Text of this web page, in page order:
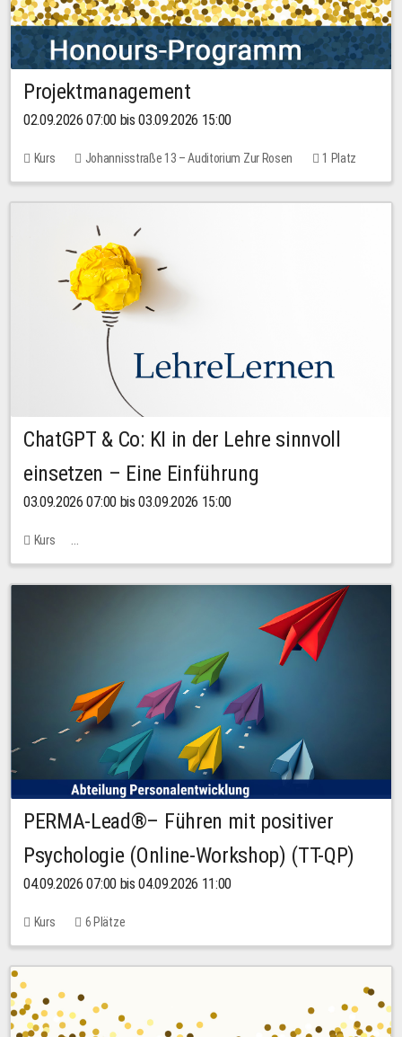
Projektmanagement
02.09.2026 07:00 bis 03.09.2026 15:00
Kurs Johannisstraße 13 – Auditorium Zur Rosen 1 Platz
ChatGPT & Co: KI in der Lehre sinnvoll
einsetzen – Eine Einführung
03.09.2026 07:00 bis 03.09.2026 15:00
Kurs
Bachstraße 18k - SR 102 (Seminarraum Servicestelle LehreLernen)
PERMA-Lead®– Führen mit positiver
Psychologie (Online-Workshop) (TT-QP)
04.09.2026 07:00 bis 04.09.2026 11:00
Kurs 6 Plätze